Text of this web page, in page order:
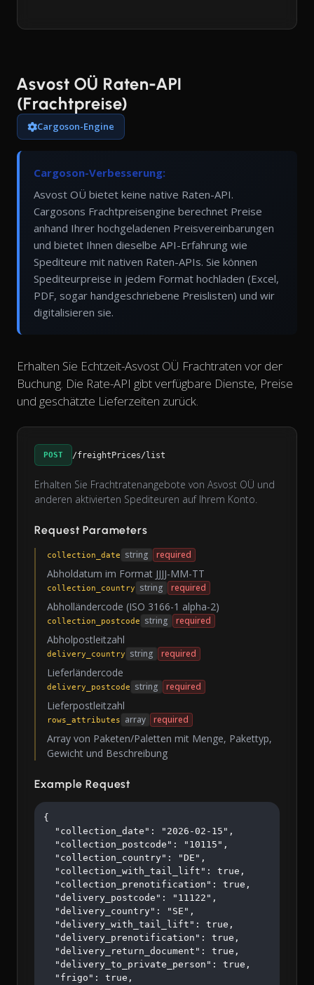
Asvost OÜ Raten-API
(Frachtpreise)
Cargoson-Engine
Cargoson-Verbesserung:
Asvost OÜ bietet keine native Raten-API.
Cargosons Frachtpreisengine berechnet Preise
anhand Ihrer hochgeladenen Preisvereinbarungen
und bietet Ihnen dieselbe API-Erfahrung wie
Spediteure mit nativen Raten-APIs. Sie können
Spediteurpreise in jedem Format hochladen (Excel,
PDF, sogar handgeschriebene Preislisten) und wir
digitalisieren sie.
Erhalten Sie Echtzeit-Asvost OÜ Frachtraten vor der
Buchung. Die Rate-API gibt verfügbare Dienste, Preise
und geschätzte Lieferzeiten zurück.
POST /freightPrices/list
Erhalten Sie Frachtratenangebote von Asvost OÜ und
anderen aktivierten Spediteuren auf Ihrem Konto.
Request Parameters
collection_date string required
Abholdatum im Format JJJJ-MM-TT
collection_country string required
Abholländercode (ISO 3166-1 alpha-2)
collection_postcode string required
Abholpostleitzahl
delivery_country string required
Lieferländercode
delivery_postcode string required
Lieferpostleitzahl
rows_attributes array required
Array von Paketen/Paletten mit Menge, Pakettyp,
Gewicht und Beschreibung
Example Request
{
  "collection_date": "2026-02-15",
  "collection_postcode": "10115",
  "collection_country": "DE",
  "collection_with_tail_lift": true,
  "collection_prenotification": true,
  "delivery_postcode": "11122",
  "delivery_country": "SE",
  "delivery_with_tail_lift": true,
  "delivery_prenotification": true,
  "delivery_return_document": true,
  "delivery_to_private_person": true,
  "frigo": true,